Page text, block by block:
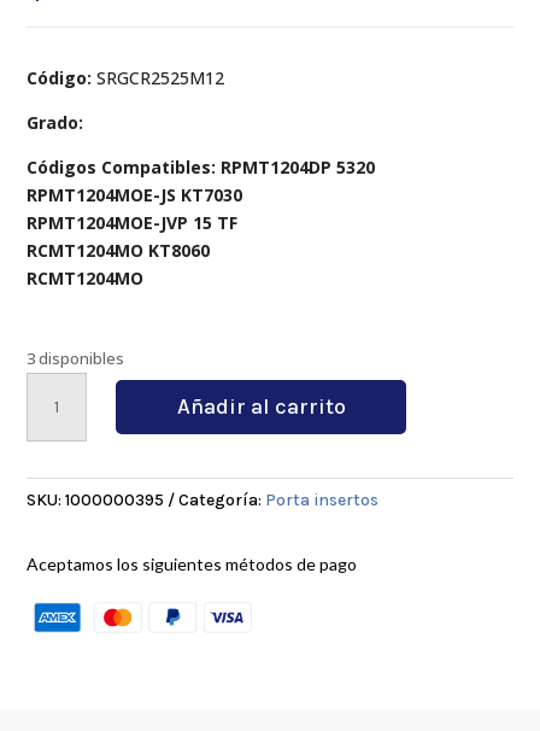
Código: SRGCR2525M12
Grado:
Códigos Compatibles: RPMT1204DP 5320
RPMT1204MOE-JS KT7030
RPMT1204MOE-JVP 15 TF
RCMT1204MO KT8060
RCMT1204MO
3 disponibles
SRGCR2525M12
cantidad
Añadir al carrito
SKU:1000000395 Categoría: Porta insertos
Aceptamos los siguientes métodos de pago